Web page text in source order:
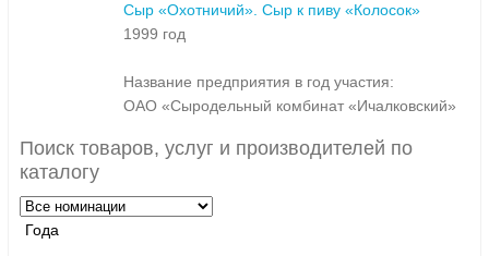
Сыр «Охотничий». Сыр к пиву «Колосок»
1999 год
Название предприятия в год участия:
ОАО «Сыродельный комбинат «Ичалковский»
Поиск товаров, услуг и производителей по
каталогу
Года